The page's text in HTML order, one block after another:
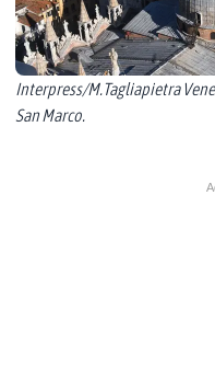
Interpress/M.Tagliapietra
San Marco.